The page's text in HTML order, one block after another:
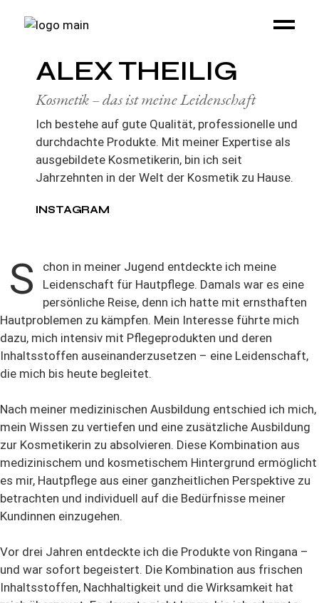
ALEX THEILIG
Kosmetik – das ist meine Leidenschaft
Ich bestehe auf gute Qualität, professionelle und
durchdachte Produkte. Mit meiner Expertise als
ausgebildete Kosmetikerin, bin ich seit
Jahrzehnten in der Welt der Kosmetik zu Hause.
INSTAGRAM
S
chon in meiner Jugend entdeckte ich meine
Leidenschaft für Hautpflege. Damals war es eine
persönliche Reise, denn ich hatte mit ernsthaften
Hautproblemen zu kämpfen. Mein Interesse führte mich
dazu, mich intensiv mit Pflegeprodukten und deren
Inhaltsstoffen auseinanderzusetzen – eine Leidenschaft,
die mich bis heute begleitet.
Nach meiner medizinischen Ausbildung entschied ich mich,
mein Wissen zu vertiefen und eine zusätzliche Ausbildung
zur Kosmetikerin zu absolvieren. Diese Kombination aus
medizinischem und kosmetischem Hintergrund ermöglicht
es mir, Hautpflege aus einer ganzheitlichen Perspektive zu
betrachten und individuell auf die Bedürfnisse meiner
Kundinnen einzugehen.
Vor drei Jahren entdeckte ich die Produkte von Ringana –
und war sofort begeistert. Die Kombination aus frischen
Inhaltsstoffen, Nachhaltigkeit und die Wirksamkeit hat